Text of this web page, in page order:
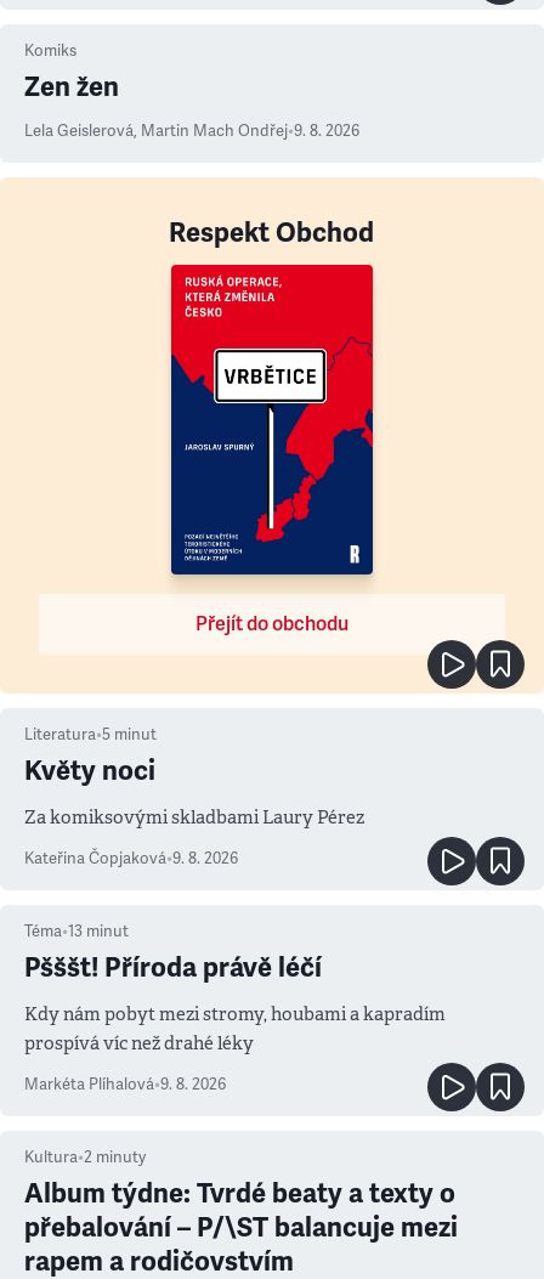
Komiks
Zen žen
Lela Geislerová, Martin Mach Ondřej•9. 8. 2026
Respekt Obchod
Přejít do obchodu
Literatura•5 minut
Květy noci
Za komiksovými skladbami Laury Pérez
Kateřina Čopjaková•9. 8. 2026
Téma•13 minut
Pšššt! Příroda právě léčí
Kdy nám pobyt mezi stromy, houbami a kapradím
prospívá víc než drahé léky
Markéta Plíhalová•9. 8. 2026
Kultura•2 minuty
Album týdne: Tvrdé beaty a texty o
přebalování – P/\ST balancuje mezi
rapem a rodičovstvím